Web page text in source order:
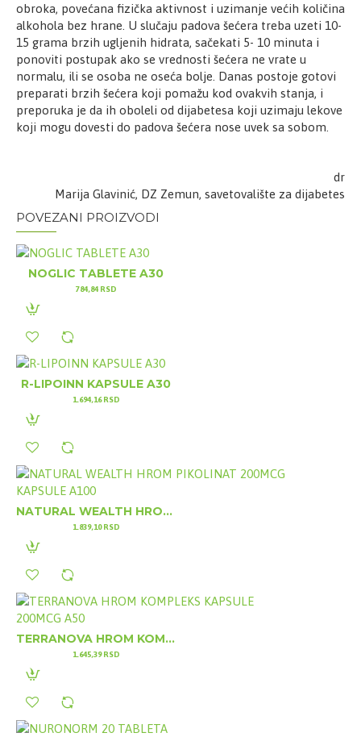
obroka, povećana fizička aktivnost i uzimanje većih količina
alkohola bez hrane. U slučaju padova šećera treba uzeti 10-
15 grama brzih ugljenih hidrata, sačekati 5- 10 minuta i
ponoviti postupak ako se vrednosti šećera ne vrate u
normalu, ili se osoba ne oseća bolje. Danas postoje gotovi
preparati brzih šećera koji pomažu kod ovakvih stanja, i
preporuka je da ih oboleli od dijabetesa koji uzimaju lekove
koji mogu dovesti do padova šećera nose uvek sa sobom.
dr
Marija Glavinić, DZ Zemun, savetovalište za dijabetes
POVEZANI PROIZVODI
NOGLIC TABLETE A30
784,84 RSD
R-LIPOINN KAPSULE A30
1.694,16 RSD
NATURAL WEALTH HROM PIKOLINAT 200MCG KAPSULE A100
1.839,10 RSD
TERRANOVA HROM KOMPLEKS KAPSULE 200MCG A50
1.645,39 RSD